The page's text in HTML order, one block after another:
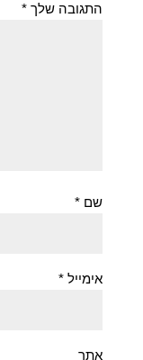
התגובה שלך *
שם *
אימייל *
אתר